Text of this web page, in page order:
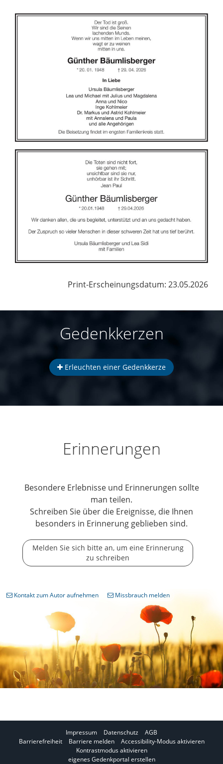
Print-Erscheinungsdatum: 23.05.2026
Gedenkkerzen
Erleuchten einer Gedenkkerze
Erinnerungen
Besondere Erlebnisse und Erinnerungen sollte
man teilen.
Schreiben Sie über die Ereignisse, die Ihnen
besonders in Erinnerung geblieben sind.
Melden Sie sich bitte an, um eine Erinnerung
zu schreiben
Kontakt zum Autor aufnehmen Missbrauch melden
Impressum Datenschutz
AGB
Barrierefreiheit
Barriere melden
I
m
A
Accessibility-Modus aktivieren
I
m
Kontrastmodus aktivieren
eigenes Gedenkportal erstellen